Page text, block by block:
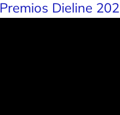
Premios Dieline